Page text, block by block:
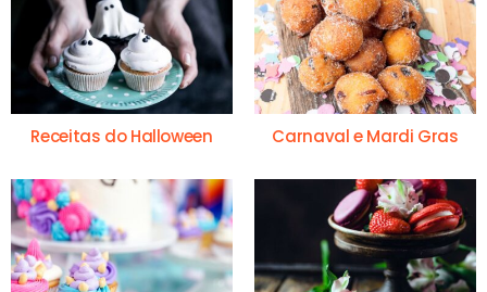
Receitas do Halloween Carnaval e Mardi Gras